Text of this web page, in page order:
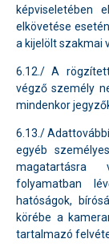
képviseletében
elkövetése
a kijelölt szakmai
6.12./ A
végző személy
mindenkor
6.13./
egyéb
magatartásra
folyamatban
hatóságok,
körébe a
tartalmazó